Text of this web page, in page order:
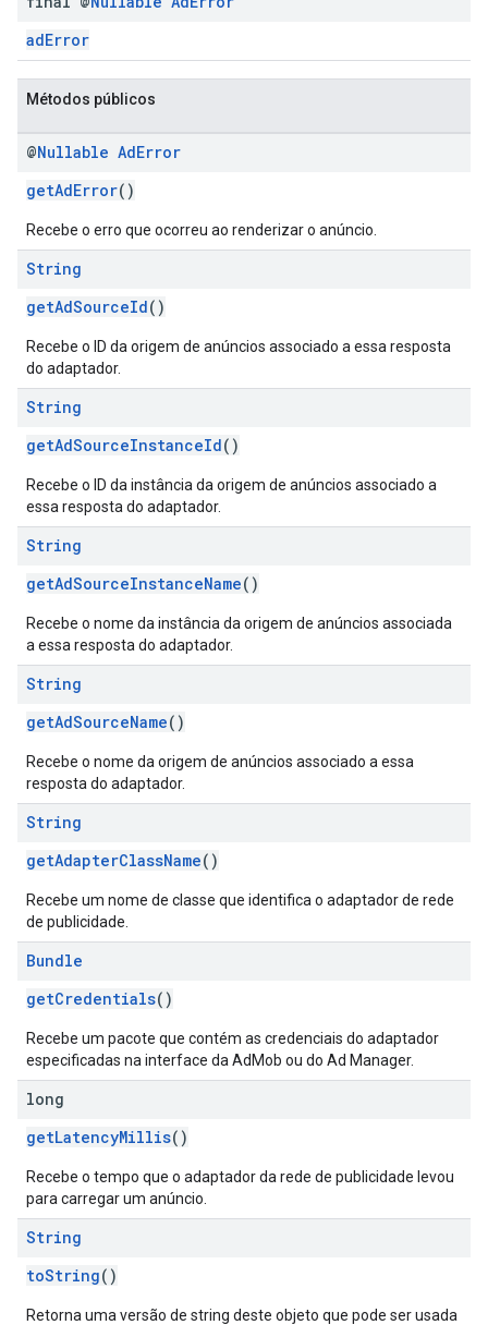
adError
Métodos públicos
@Nullable AdError
getAdError()
Recebe o erro que ocorreu ao renderizar o anúncio.
String
getAdSourceId()
Recebe o ID da origem de anúncios associado a essa resposta
do adaptador.
String
getAdSourceInstanceId()
Recebe o ID da instância da origem de anúncios associado a
essa resposta do adaptador.
String
getAdSourceInstanceName()
Recebe o nome da instância da origem de anúncios associada
a essa resposta do adaptador.
String
getAdSourceName()
Recebe o nome da origem de anúncios associado a essa
resposta do adaptador.
String
getAdapterClassName()
Recebe um nome de classe que identifica o adaptador de rede
de publicidade.
Bundle
getCredentials()
Recebe um pacote que contém as credenciais do adaptador
especificadas na interface da AdMob ou do Ad Manager.
long
getLatencyMillis()
Recebe o tempo que o adaptador da rede de publicidade levou
para carregar um anúncio.
String
toString()
Retorna uma versão de string deste objeto que pode ser usada